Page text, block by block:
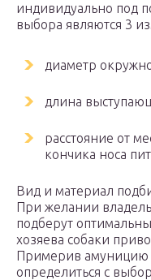
индивидуально под
выбора являются 3
диаметр
длина
расстояние от
кончика носа
Вид и материал
При желании
подберут
хозяева собаки
Примерив амуницию
определиться с